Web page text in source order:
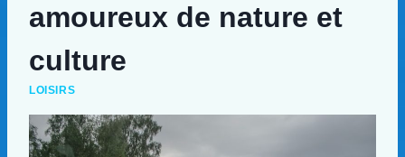
amoureux de nature et
culture
LOISIRS